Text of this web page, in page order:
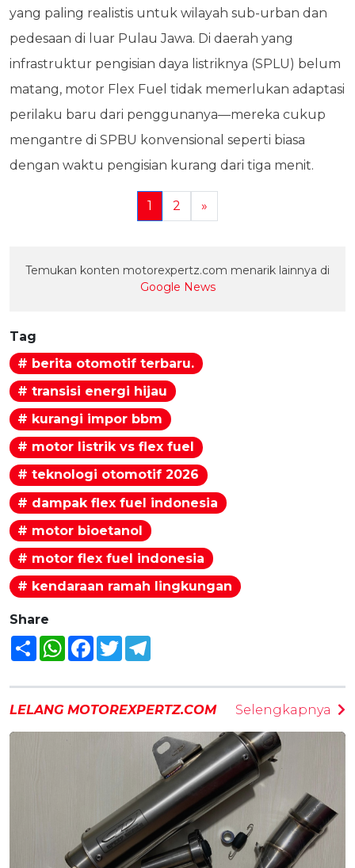
yang paling realistis untuk wilayah sub-urban dan
pedesaan di luar Pulau Jawa. Di daerah yang
infrastruktur pengisian daya listriknya (SPLU) belum
matang, motor Flex Fuel tidak memerlukan adaptasi
perilaku baru dari penggunanya—mereka cukup
mengantre di SPBU konvensional seperti biasa
dengan waktu pengisian kurang dari tiga menit.
1 2 »
Temukan konten motorexpertz.com menarik lainnya di
Google News
Tag
# berita otomotif terbaru.
# transisi energi hijau
# kurangi impor bbm
# motor listrik vs flex fuel
# teknologi otomotif 2026
# dampak flex fuel indonesia
# motor bioetanol
# motor flex fuel indonesia
# kendaraan ramah lingkungan
Share
Share WhatsAppFacebook
Twitter
LELANG MOTOREXPERTZ.COM Selengkapnya